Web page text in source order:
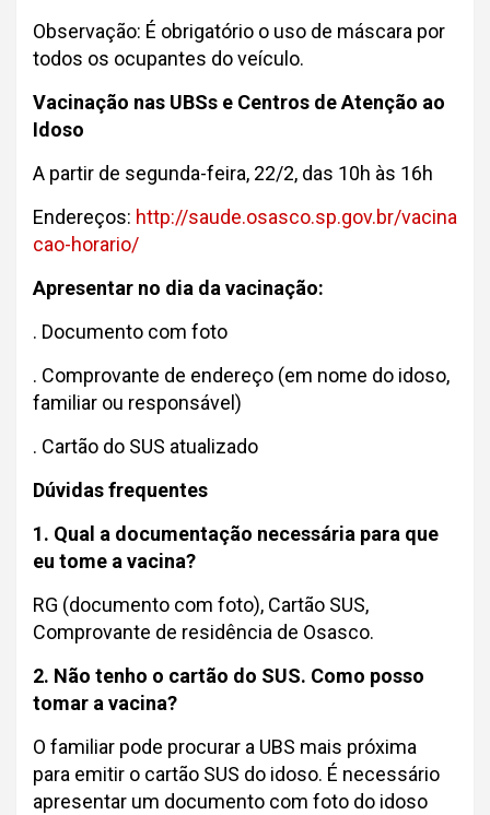
Observação: É obrigatório o uso de máscara por
todos os ocupantes do veículo.
Vacinação nas UBSs e Centros de Atenção ao
Idoso
A partir de segunda-feira, 22/2, das 10h às 16h
Endereços: http://saude.osasco.sp.gov.br/vacina
cao-horario/
Apresentar no dia da vacinação:
. Documento com foto
. Comprovante de endereço (em nome do idoso,
familiar ou responsável)
. Cartão do SUS atualizado
Dúvidas frequentes
1. Qual a documentação necessária para que
eu tome a vacina?
RG (documento com foto), Cartão SUS,
Comprovante de residência de Osasco.
2. Não tenho o cartão do SUS. Como posso
tomar a vacina?
O familiar pode procurar a UBS mais próxima
para emitir o cartão SUS do idoso. É necessário
apresentar um documento com foto do idoso